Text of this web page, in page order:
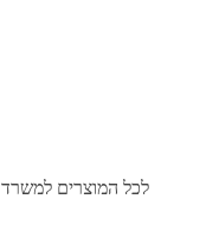
לכל המוצרים למשרד